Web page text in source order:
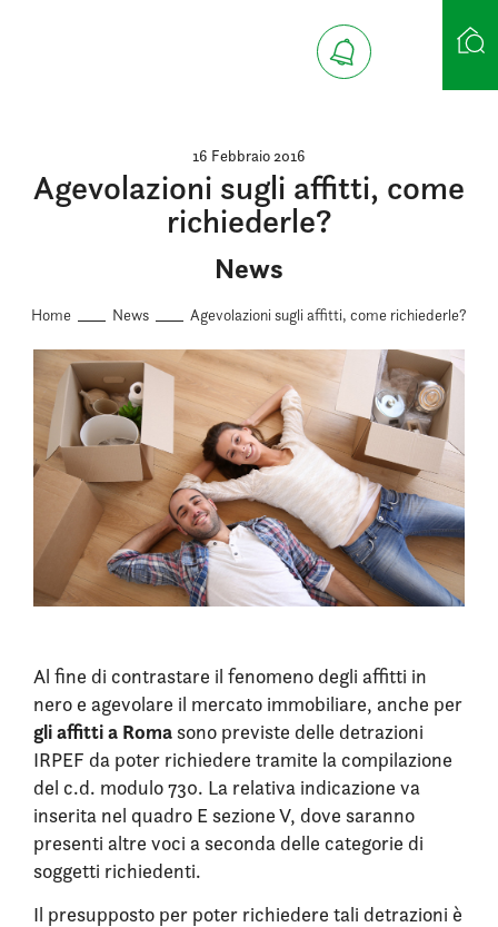
Ricerca case
16 Febbraio 2016
Agevolazioni sugli affitti, come
richiederle?
News
Home News Agevolazioni sugli affitti, come richiederle?
Al fine di contrastare il fenomeno degli affitti in
nero e agevolare il mercato immobiliare, anche per
gli affitti a Romasono previste delle detrazioni
IRPEF da poter richiedere tramite la compilazione
del c.d. modulo 730. La relativa indicazione va
inserita nel quadro E sezione V, dove saranno
presenti altre voci a seconda delle categorie di
soggetti richiedenti.
Il presupposto per poter richiedere tali detrazioni è